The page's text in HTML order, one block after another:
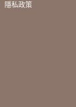
隱私政策